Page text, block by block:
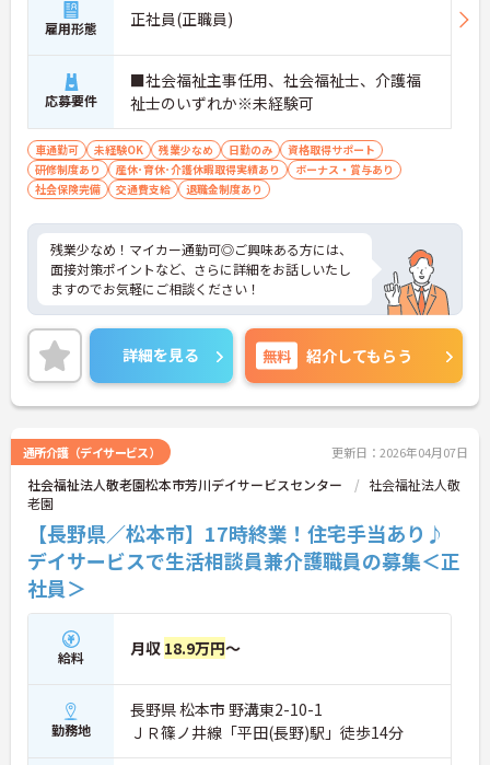
雇用形態 正社員(正職員)
応募要件
■社会福祉主事任用、社会福祉士、介護福
祉士のいずれか※未経験可
車通勤可 未経験OK 残業少なめ 日勤のみ
資格取得サポート
研修制度あり
産休･育休･介護休暇取得実績あり
ボーナス・賞与あり
社会保険完備
交通費支給 退職金制度あり
残業少なめ！マイカー通勤可◎ご興味ある方には、
面接対策ポイントなど、さらに詳細をお話しいたし
ますのでお気軽にご相談ください！
詳細を見る 無料 紹介してもらう
通所介護（デイサービス） 更新日：2026年04月07日
社会福祉法人敬老園松本市芳川デイサービスセンター
社会福祉法人敬
老園
【長野県／松本市】17時終業！住宅手当あり♪
デイサービスで生活相談員兼介護職員の募集＜正
社員＞
給料 月収 18.9万円～
勤務地
長野県 松本市 野溝東2-10-1
ＪＲ篠ノ井線「平田(長野)駅」徒歩14分